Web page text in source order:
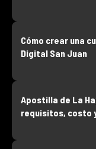
Cómo crear una
Digital San Juan
Apostilla de La
requisitos, costo